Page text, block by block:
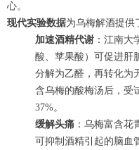
心。
现代实验数据为乌梅解酒提供
加速酒精代谢 ：江南
酸、苹果酸）可促进肝
分解为乙醛，再转化为
含乌梅的酸梅汤后，受
37%。
缓解头痛 ：乌梅富含花
可抑制酒精引起的脑血